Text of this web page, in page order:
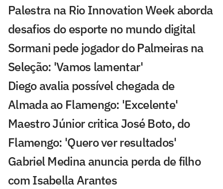
Palestra na Rio Innovation Week aborda
desafios do esporte no mundo digital
Sormani pede jogador do Palmeiras na
Seleção: 'Vamos lamentar'
Diego avalia possível chegada de
Almada ao Flamengo: 'Excelente'
Maestro Júnior critica José Boto, do
Flamengo: 'Quero ver resultados'
Gabriel Medina anuncia perda de filho
com Isabella Arantes